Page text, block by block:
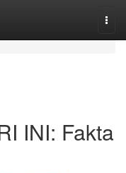
INI: Fakta